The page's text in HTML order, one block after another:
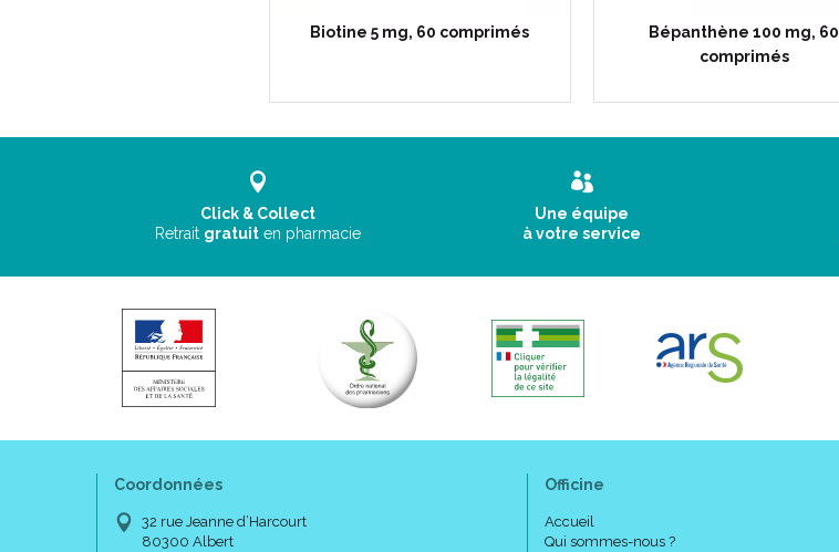
Biotine 5 mg, 60 comprimés
Bépanthène 100 mg, 60
comprimés
Click & Collect
Retrait gratuit en pharmacie
Une équipe
à votre service
Coordonnées
32 rue Jeanne d’Harcourt
80300 Albert
Officine
Accueil
Qui sommes-nous ?